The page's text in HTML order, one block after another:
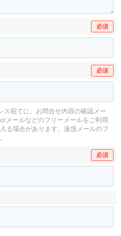
必須
必須
ス宛てに、お問合せ内容の確認メー
メールなどのフリーメールをご利用
る場合があります。 迷惑メールのフ
必須